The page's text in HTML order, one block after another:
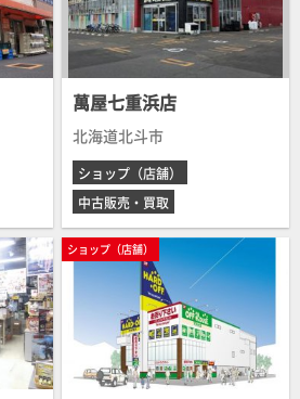
萬屋七重浜店
北海道北斗市
ショップ（店舗）
中古販売・買取
ショップ（店舗）